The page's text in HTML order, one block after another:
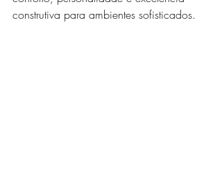
construtiva para ambientes sofisticados.